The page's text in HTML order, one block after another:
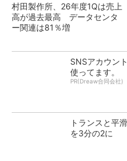
村田製作所、26年度1Qは売上
高が過去最高 データセンタ
ー関連は81％増
SNSアカウン
使ってます。
PR(Dreaw合同会社)
トランスと平
を3分の2に